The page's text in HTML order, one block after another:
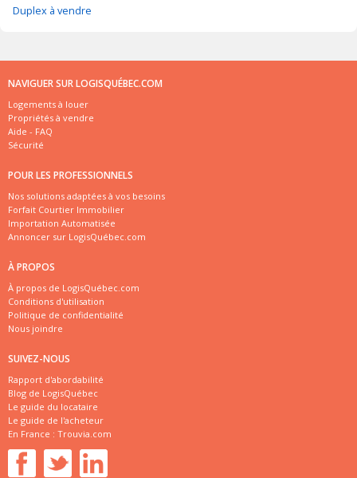
Duplex à vendre
NAVIGUER SUR LOGISQUÉBEC.COM
Logements à louer
Propriétés à vendre
Aide - FAQ
Sécurité
POUR LES PROFESSIONNELS
Nos solutions adaptées à vos besoins
Forfait Courtier Immobilier
Importation Automatisée
Annoncer sur LogisQuébec.com
À PROPOS
À propos de LogisQuébec.com
Conditions d'utilisation
Politique de confidentialité
Nous joindre
SUIVEZ-NOUS
Rapport d'abordabilité
Blog de LogisQuébec
Le guide du locataire
Le guide de l'acheteur
En France : Trouvia.com